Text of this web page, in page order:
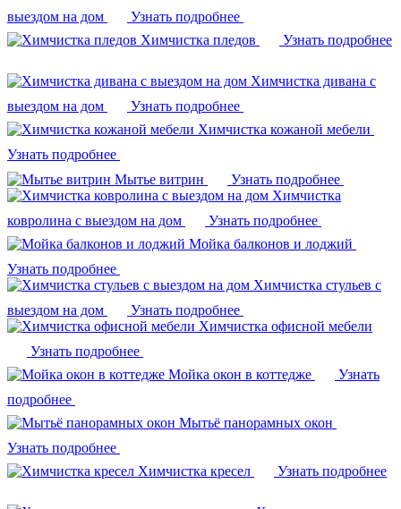
выездом на дом
Узнать подробнее
Химчистка пледов
Узнать подробнее
Химчистка дивана с
выездом на дом
Узнать подробнее
Химчистка кожаной мебели
Узнать подробнее
Мытье витрин
Узнать подробнее
Химчистка
ковролина с выездом на дом
Узнать подробнее
Мойка балконов и лоджий
Узнать подробнее
Химчистка стульев с
выездом на дом
Узнать подробнее
Химчистка офисной мебели
Узнать подробнее
Мойка окон в коттедже
Узнать
подробнее
Мытьё панорамных окон
Узнать подробнее
Химчистка кресел
Узнать подробнее